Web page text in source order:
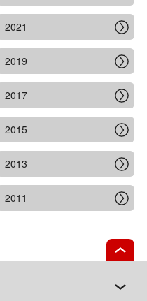
2021
2019
2017
2015
2013
2011